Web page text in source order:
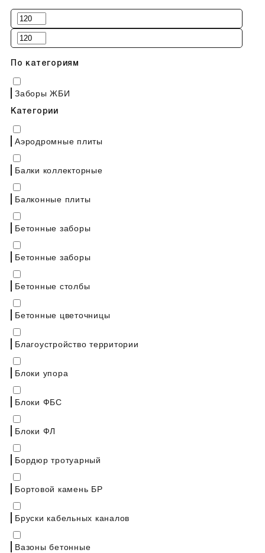
По категориям
Заборы ЖБИ
Категории
Аэродромные плиты
Балки коллекторные
Балконные плиты
Бетонные заборы
Бетонные заборы
Бетонные столбы
Бетонные цветочницы
Благоустройство территории
Блоки упора
Блоки ФБС
Блоки ФЛ
Бордюр тротуарный
Бортовой камень БР
Бруски кабельных каналов
Вазоны бетонные